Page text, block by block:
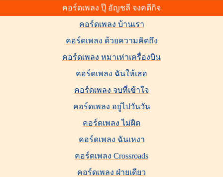
คอร์ดเพลง ปุ๊ อัญชลี จงคดีกิจ
คอร์ดเพลง บ้านเรา
คอร์ดเพลง ด้วยความคิดถึง
คอร์ดเพลง หมาเห่าเครื่องบิน
คอร์ดเพลง ฉันให้เธอ
คอร์ดเพลง จบที่เข้าใจ
คอร์ดเพลง อยู่ไปวันวัน
คอร์ดเพลง ไม่ผิด
คอร์ดเพลง ฉันเหงา
คอร์ดเพลง Crossroads
คอร์ดเพลง ฝ่ายเดียว